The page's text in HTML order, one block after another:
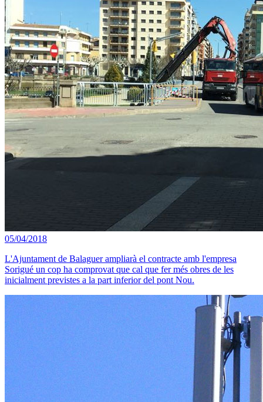
05/04/2018
L'Ajuntament de Balaguer ampliarà el contracte amb l'empresa
Sorigué un cop ha comprovat que cal que fer més obres de les
inicialment previstes a la part inferior del pont Nou.